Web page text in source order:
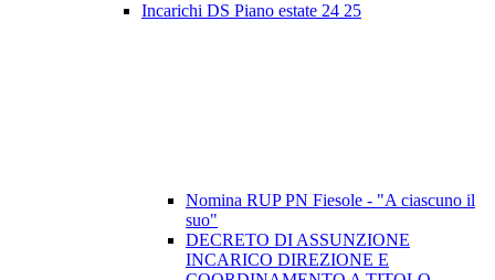
Incarichi DS Piano estate 24 25
Nomina RUP PN Fiesole - "A ciascuno il
suo"
DECRETO DI ASSUNZIONE
INCARICO DIREZIONE E